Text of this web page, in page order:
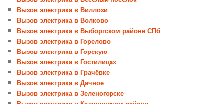
Вызов электрика в Виллози
Вызов электрика в Волково
Вызов электрика в Выборгском районе СПб
Вызов электрика в Горелово
Вызов электрика в Горскую
Вызов электрика в Гостилицах
Вызов электрика в Грачёвке
Вызов электрика в Дачное
Вызов электрика в Зеленогорске